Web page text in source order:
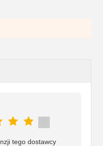
tego dostawcy